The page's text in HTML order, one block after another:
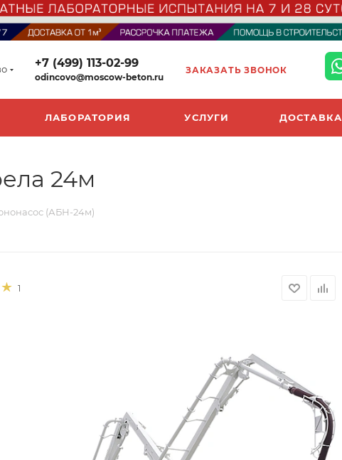
+7 (499) 113-02-99
odincovo@moscow-beton.ru
ЗАКАЗАТЬ ЗВОНОК
ЛАБОРАТОРИЯ УСЛУГИ ДОСТАВКА
24м
(АБН-24м)
1